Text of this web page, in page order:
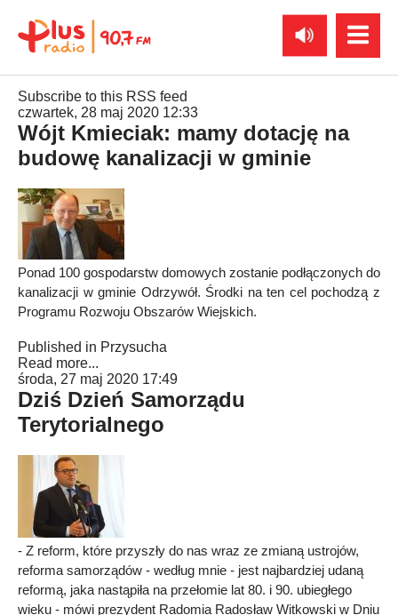
Subscribe to this RSS feed
czwartek, 28 maj 2020 12:33
Wójt Kmieciak: mamy dotację na
budowę kanalizacji w gminie
Ponad 100 gospodarstw domowych zostanie podłączonych do
kanalizacji w gminie Odrzywół. Środki na ten cel pochodzą z
Programu Rozwoju Obszarów Wiejskich.
Published in Przysucha
Read more...
środa, 27 maj 2020 17:49
Dziś Dzień Samorządu
Terytorialnego
- Z reform, które przyszły do nas wraz ze zmianą ustrojów,
reforma samorządów - według mnie - jest najbardziej udaną
reformą, jaka nastąpiła na przełomie lat 80. i 90. ubiegłego
wieku - mówi prezydent Radomia Radosław Witkowski w Dniu